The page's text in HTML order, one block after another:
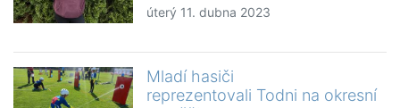
úterý 11. dubna 2023
Mladí hasiči
reprezentovali Todni na okresní